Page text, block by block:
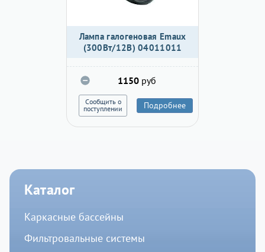
Лампа галогеновая Emaux
(300Вт/12В) 04011011
1150 руб
Сообщить о
поступлении
Подробнее
Каталог
Каркасные бассейны
Фильтровальные системы